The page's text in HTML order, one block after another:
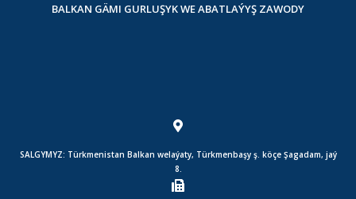
BALKAN GÄMI GURLUŞYK WE ABATLAÝYŞ ZAWODY
SALGYMYZ: Türkmenistan Balkan welaýaty, Türkmenbaşy ş. köçe Şagadam, jaý
8.